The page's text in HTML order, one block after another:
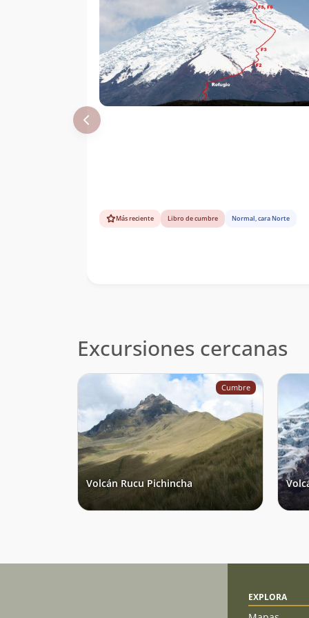
Verdugo Parada
21/01/01
Felipe Del Real
Más reciente Libro de cumbre Normal, cara Norte
Excursiones cercanas
Cumbre
Volcán Rucu Pichincha
EXPLORA